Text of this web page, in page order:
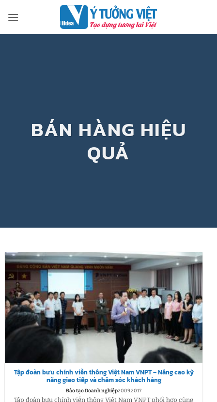
qua
BÁN HÀNG HIỆU
QUẢ
Tập đoàn bưu chính viễn thông Việt Nam VNPT – Nâng cao kỹ
năng giao tiếp và chăm sóc khách hàng
Đào tạo Doanh nghiệp20.09.2017
Tập đoàn bưu chính viễn thông Việt Nam VNPT phối hợp cùng